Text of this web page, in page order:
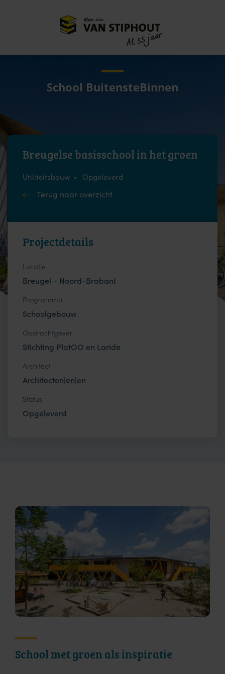
Meer dan
Al 55 jaar
School BuitensteBinnen
Breugelse basisschool in het groen
Utiliteitsbouw Opgeleverd
Terug naar overzicht
Projectdetails
Locatie
Breugel - Noord-Brabant
Programma
Schoolgebouw
Opdrachtgever
Stichting PlatOO en Laride
Architect
Architecten|en|en
Status
Opgeleverd
School met groen als inspiratie